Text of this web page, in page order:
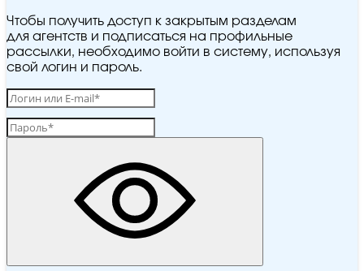
Чтобы получить доступ к закрытым разделам
для агентств и подписаться на профильные
рассылки, необходимо войти в систему, используя
свой логин и пароль.